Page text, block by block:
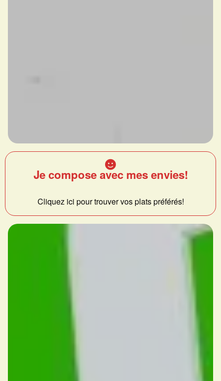
Je compose avec mes envies!
Cliquez ici pour trouver vos plats préférés!